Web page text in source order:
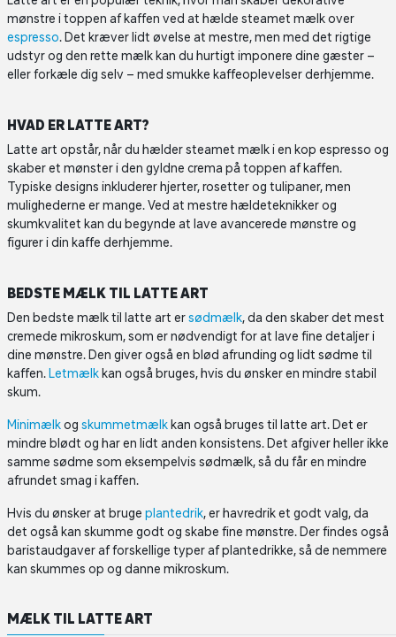
mønstre i toppen af kaffen ved at hælde steamet mælk over
espresso. Det kræver lidt øvelse at mestre, men med det rigtige
udstyr og den rette mælk kan du hurtigt imponere dine gæster –
eller forkæle dig selv – med smukke kaffeoplevelser derhjemme.
HVAD ER LATTE ART?
Latte art opstår, når du hælder steamet mælk i en kop espresso og
skaber et mønster i den gyldne crema på toppen af kaffen.
Typiske designs inkluderer hjerter, rosetter og tulipaner, men
mulighederne er mange. Ved at mestre hældeteknikker og
skumkvalitet kan du begynde at lave avancerede mønstre og
figurer i din kaffe derhjemme.
BEDSTE MÆLK TIL LATTE ART
Den bedste mælk til latte art ersødmælk, da den skaber det mest
cremede mikroskum, som er nødvendigt for at lave fine detaljer i
dine mønstre. Den giver også en blød afrunding og lidt sødme til
kaffen. Letmælk kan også bruges, hvis du ønsker en mindre stabil
skum.
Minimælkog skummetmælk kan også bruges til latte art. Det er
mindre blødt og har en lidt anden konsistens. Det afgiver heller ikke
samme sødme som eksempelvis sødmælk, så du får en mindre
afrundet smag i kaffen.
Hvis du ønsker at bruge plantedrik, er havredrik et godt valg, da
det også kan skumme godt og skabe fine mønstre. Der findes også
baristaudgaver af forskellige typer af plantedrikke, så de nemmere
kan skummes op og danne mikroskum.
MÆLK TIL LATTE ART